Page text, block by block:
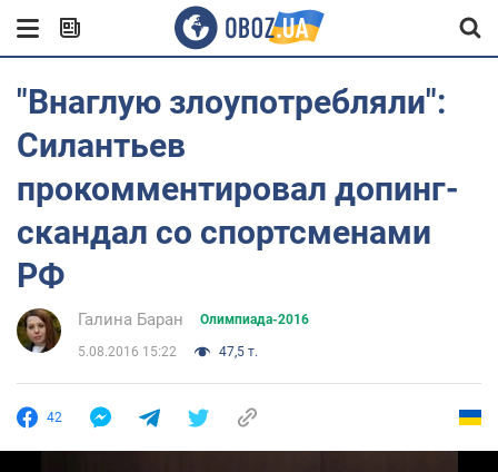
"Внаглую злоупотребляли":
Силантьев
прокомментировал допинг-
скандал со спортсменами
РФ
Галина Баран Олимпиада-2016
5.08.2016 15:22 47,5 т.
42